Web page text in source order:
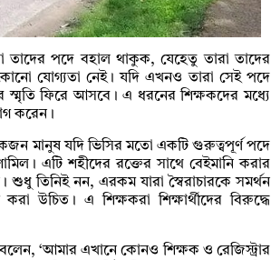
তাদের পদে বহাল থাকুক, যেহেতু তারা তাদের
যোগ্যতা নেই। যদি এখনও তারা সেই পদে
স্মৃতি ফিরে আসবে। এ ধরনের শিক্ষকদের মধ্যে
করেন।
মানুষ যদি ভিসির মতো একটি গুরুত্বপূর্ণ পদে
এটি শহীদের রক্তের সাথে বেইমানি করার
তিনিই নন, এরকম যারা স্বৈরাচারকে সমর্থন
উচিত। এ শিক্ষকরা শিক্ষার্থীদের বিরুদ্ধে
‘আমার এখানে কোনও শিক্ষক ও রেজিস্ট্রার